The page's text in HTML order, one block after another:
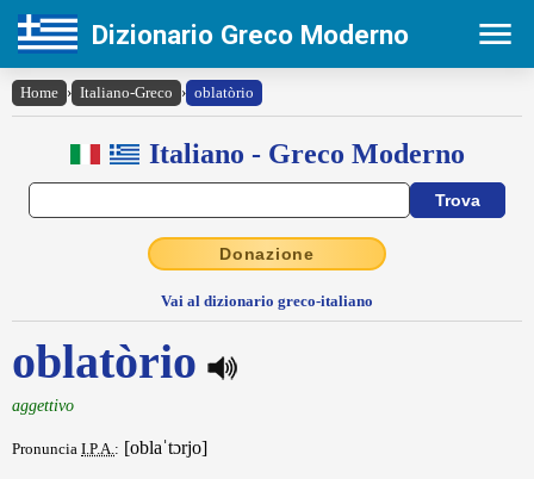
Dizionario Greco Moderno
Home › Italiano-Greco › oblatòrio
Italiano - Greco Moderno
Donazione
Vai al dizionario greco-italiano
oblatòrio
aggettivo
Pronuncia I.P.A.: [oblaˈtɔrjo]